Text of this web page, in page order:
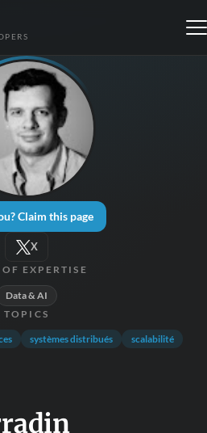
Claim this page
X
EXPERTISE
Data & AI
TOPICS
systèmes distribués scalabilité